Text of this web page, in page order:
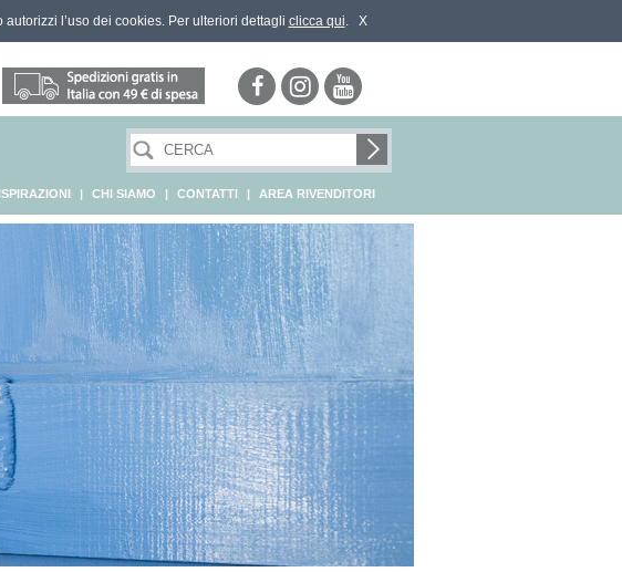
l’uso dei cookies. Per ulteriori dettagli clicca qui. X
| CHI SIAMO | CONTATTI | AREA RIVENDITORI